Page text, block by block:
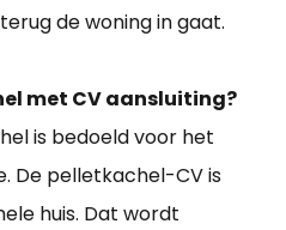
de woning in gaat.
met CV aansluiting?
is bedoeld voor het
De pelletkachel-CV is
huis. Dat wordt